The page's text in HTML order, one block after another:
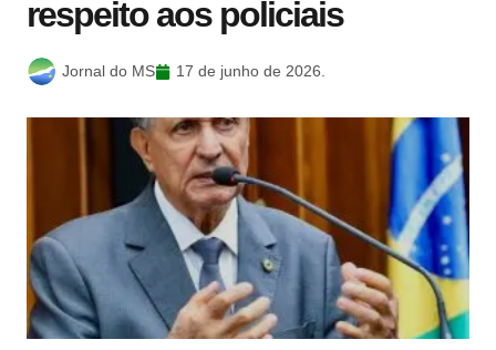
respeito aos policiais
Jornal do MS 17 de junho de 2026.